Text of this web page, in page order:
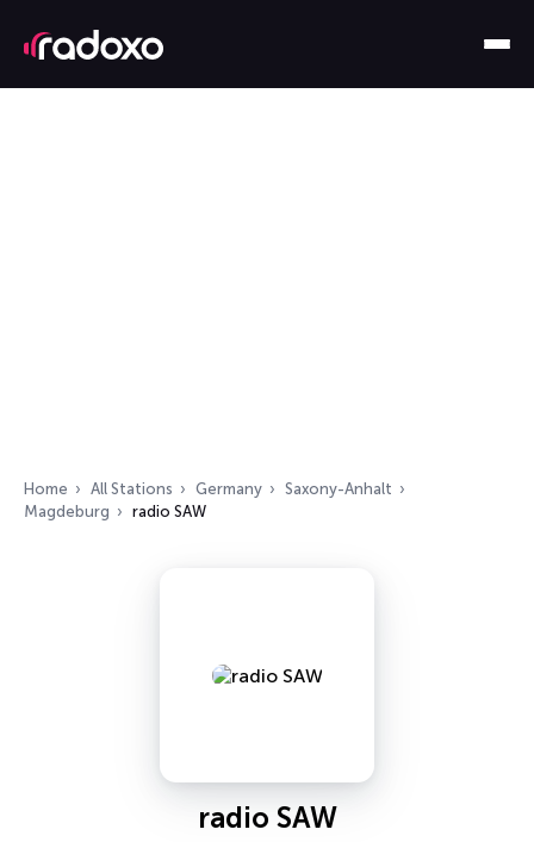
Home All Stations Germany
Saxony-Anhalt
Magdeburg
radio SAW
radio SAW